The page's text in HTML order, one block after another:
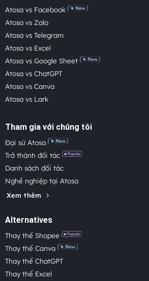
Atosa vs Facebook
Atosa vs Zalo
Atosa vs Telegram
Atosa vs Excel
Atosa vs Google Sheet
Atosa vs ChatGPT
Atosa vs Canva
Atosa vs Lark
Tham gia với chúng tôi
Đại sứ Atosa
Trở thành đối tác
Danh sách đối tác
Nghề nghiệp tại Atosa
Xem thêm
Alternatives
Thay thế Shopee
Thay thế Canva
Thay thế ChatGPT
Thay thế Excel